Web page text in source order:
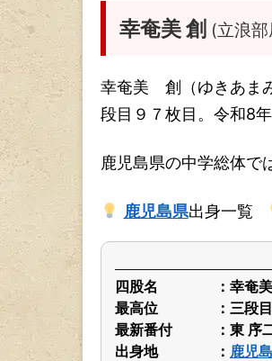
幸奄美 創 (立浪
幸奄美 創（ゆきあま
段目９７枚目。令和8
鹿児島県の中学総体で
鹿児島県出身一覧
四股名
幸奄
最高位
三段
最新番付
東 序
出身地
鹿児